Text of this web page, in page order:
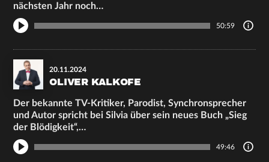
nächsten Jahr noch…
50:59
20.11.2024
OLIVER KALKOFE
Der bekannte TV-Kritiker, Parodist, Synchronsprecher
und Autor spricht bei Silvia über sein neues Buch „Sieg
der Blödigkeit“,…
49:46